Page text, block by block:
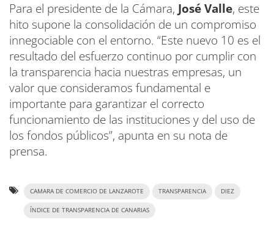
Para el presidente de la Cámara, José Valle, este
hito supone la consolidación de un compromiso
innegociable con el entorno. “Este nuevo 10 es el
resultado del esfuerzo continuo por cumplir con
la transparencia hacia nuestras empresas, un
valor que consideramos fundamental e
importante para garantizar el correcto
funcionamiento de las instituciones y del uso de
los fondos públicos”, apunta en su nota de
prensa.
CAMARA DE COMERCIO DE LANZAROTE TRANSPARENCIA DIEZ
ÍNDICE DE TRANSPARENCIA DE CANARIAS